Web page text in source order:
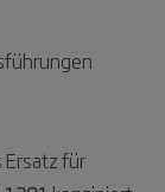
Ersatz für